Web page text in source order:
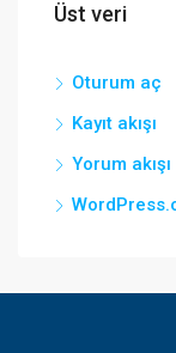
Üst veri
Oturum aç
Kayıt akışı
Yorum akışı